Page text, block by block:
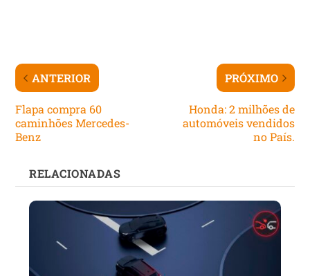
ANTERIOR
Flapa compra 60
caminhões Mercedes-
Benz
PRÓXIMO
Honda: 2 milhões de
automóveis vendidos
no País.
RELACIONADAS